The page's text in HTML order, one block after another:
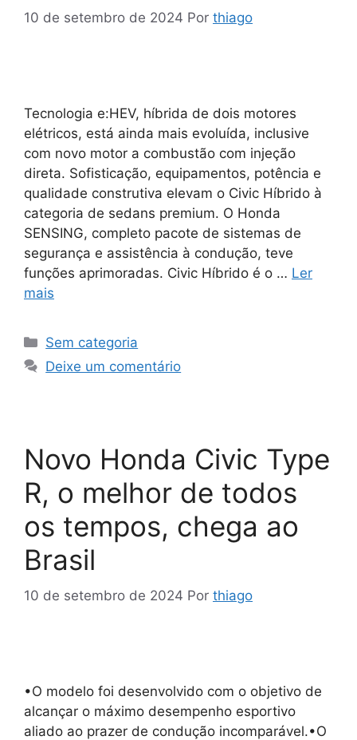
10 de setembro de 2024 Por thiago
Tecnologia e:HEV, híbrida de dois motores
elétricos, está ainda mais evoluída, inclusive
com novo motor a combustão com injeção
direta. Sofisticação, equipamentos, potência e
qualidade construtiva elevam o Civic Híbrido à
categoria de sedans premium. O Honda
SENSING, completo pacote de sistemas de
segurança e assistência à condução, teve
funções aprimoradas. Civic Híbrido é o … Ler
mais
Sem categoria
Deixe um comentário
Novo Honda Civic Type
R, o melhor de todos
os tempos, chega ao
Brasil
10 de setembro de 2024 Por thiago
•O modelo foi desenvolvido com o objetivo de
alcançar o máximo desempenho esportivo
aliado ao prazer de condução incomparável.•O